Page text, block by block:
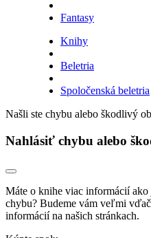
Fantasy
Knihy
Beletria
Spoločenská beletria
Našli ste chybu alebo škodlivý
Nahlásiť chybu alebo
Máte o knihe viac informácií ako
chybu? Budeme vám veľmi
informácií na našich stránkach.